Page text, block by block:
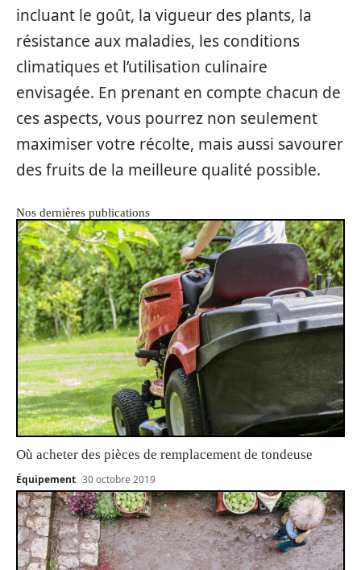
incluant le goût, la vigueur des plants, la
résistance aux maladies, les conditions
climatiques et l’utilisation culinaire
envisagée. En prenant en compte chacun de
ces aspects, vous pourrez non seulement
maximiser votre récolte, mais aussi savourer
des fruits de la meilleure qualité possible.
Nos dernières publications
Où acheter des pièces de remplacement de tondeuse
Équipement 30 octobre 2019